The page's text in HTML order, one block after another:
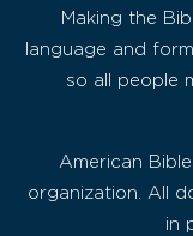
Making the
language and
so all people
American
organization. All
in